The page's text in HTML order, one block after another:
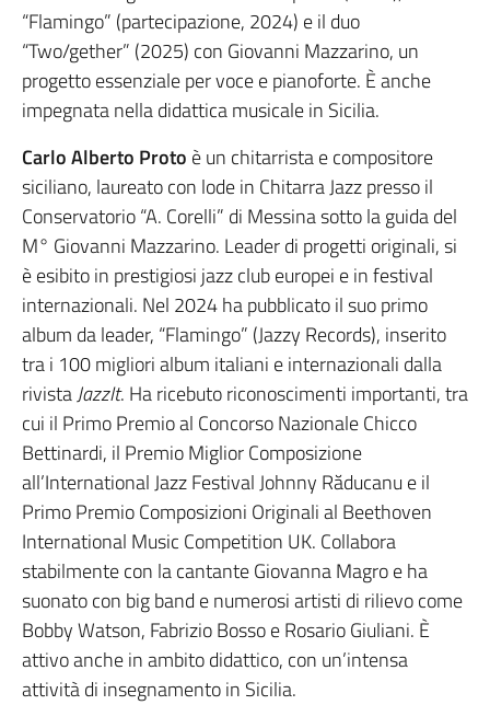
“Flamingo” (partecipazione, 2024) e il duo
“Two/gether” (2025) con Giovanni Mazzarino, un
progetto essenziale per voce e pianoforte. È anche
impegnata nella didattica musicale in Sicilia.
Carlo Alberto Proto è un chitarrista e compositore
siciliano, laureato con lode in Chitarra Jazz presso il
Conservatorio “A. Corelli” di Messina sotto la guida del
M° Giovanni Mazzarino. Leader di progetti originali, si
è esibito in prestigiosi jazz club europei e in festival
internazionali. Nel 2024 ha pubblicato il suo primo
album da leader, “Flamingo” (Jazzy Records), inserito
tra i 100 migliori album italiani e internazionali dalla
rivistaJazzIt. Ha ricebuto riconoscimenti importanti, tra
cui il Primo Premio al Concorso Nazionale Chicco
Bettinardi, il Premio Miglior Composizione
all’International Jazz Festival Johnny Răducanu e il
Primo Premio Composizioni Originali al Beethoven
International Music Competition UK. Collabora
stabilmente con la cantante Giovanna Magro e ha
suonato con big band e numerosi artisti di rilievo come
Bobby Watson, Fabrizio Bosso e Rosario Giuliani. È
attivo anche in ambito didattico, con un’intensa
attività di insegnamento in Sicilia.